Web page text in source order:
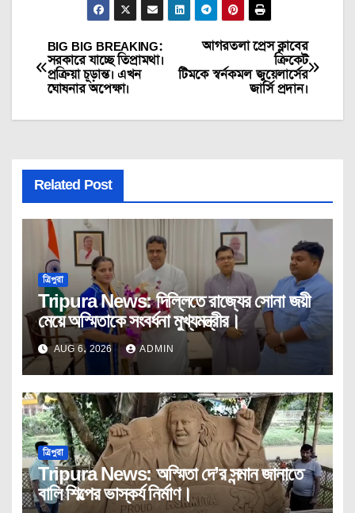
Post
navigation
আগরতলা ‌প্রেস ক্লাবের
ক্রিকেট
টিমকে স্বর্নকমল জুয়েলার্সের
জার্সি প্রদান।
BIG BIG BREAKING:
সরকারে যাচ্ছে তিপ্রামথা।
প্রক্রিয়া চূড়ান্ত। এখন
ঘোষনার অপেক্ষা।
Related Post
ত্রিপুরা
Tripura News: দিল্লিতে রাজ্যের সোনা জয়ী
মেয়ে অস্মিতাকে সংবর্ধনা মুখ্যমন্ত্রীর।
AUG 6, 2026 ADMIN
ত্রিপুরা
Tripura News: অস্মিতা দে’র সন্মান জানাতে
বালি শিল্পের ভাস্কর্য নির্মাণ।